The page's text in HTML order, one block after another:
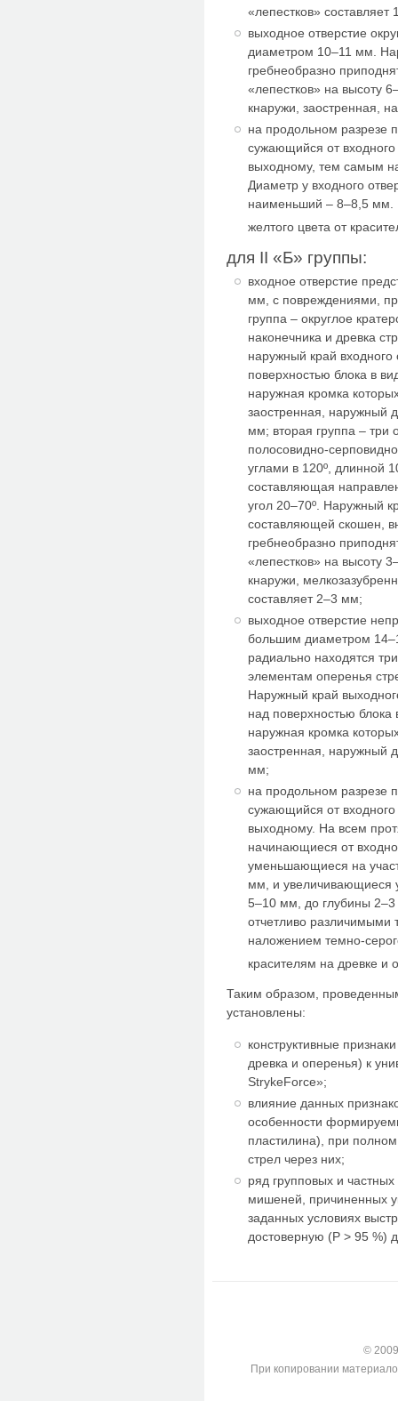
«лепестков» составляет
выходное отверстие
диаметром 10–11 мм.
гребнеобразно
«лепестков» на высоту
кнаружи, заостренная,
на продольном разрезе
сужающийся от
выходному, тем самым
Диаметр у входного
наименьший – 8–8,5 мм.
желтого цвета от
для II «Б» группы:
входное отверстие
мм, с повреждениями,
группа – округлое
наконечника и древка
наружный край входного
поверхностью блока в
наружная кромка
заостренная, наружный
мм; вторая группа – три
полосовидно-
углами в 120º, длинной
составляющая
угол 20–70º. Наружный
составляющей скошен,
гребнеобразно
«лепестков» на высоту
кнаружи,
составляет 2–3 мм;
выходное отверстие
большим диаметром
радиально находятся
элементам оперенья
Наружный край
над поверхностью
наружная кромка
заостренная, наружный
мм;
на продольном разрезе
сужающийся от
выходному. На всем
начинающиеся от
уменьшающиеся на
мм, и увеличивающиеся
5–10 мм, до глубины
отчетливо
наложением темно-
красителям на древке
Таким образом,
установлены:
конструктивные
древка и оперенья) к
StrykeForce»;
влияние данных
особенности
пластилина), при
стрел через них;
ряд групповых и
мишеней, причиненных
заданных условиях
достоверную (Р > 95 %)
©
При копировании